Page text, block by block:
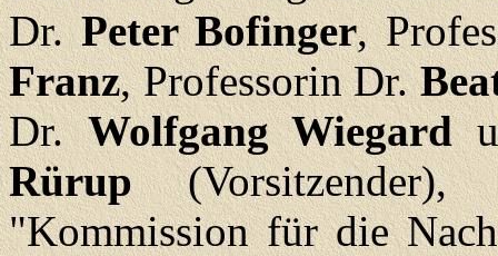
Dr.Peter Bofinger,
Franz, Professorin Dr.
Dr.Wolfgang Wiegard
Rürup(Vorsitzender),
"Kommission für die